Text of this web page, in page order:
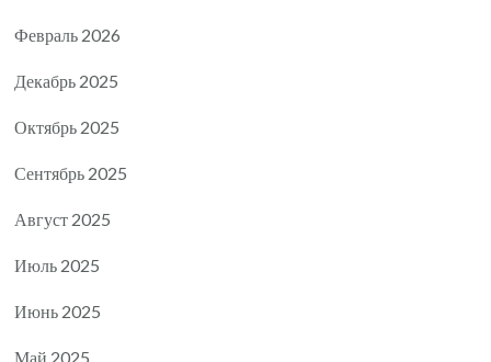
Февраль 2026
Декабрь 2025
Октябрь 2025
Сентябрь 2025
Август 2025
Июль 2025
Июнь 2025
Май 2025